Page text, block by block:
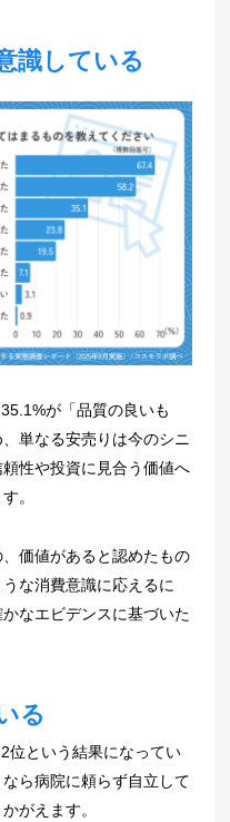
識している
が「品質の良いも
単なる安売りは今のシニ
性や投資に見合う価値へ
。
価値があると認めたもの
な消費意識に応えるに
なエビデンスに基づいた
る
位という結果になってい
ら病院に頼らず自立して
がえます。